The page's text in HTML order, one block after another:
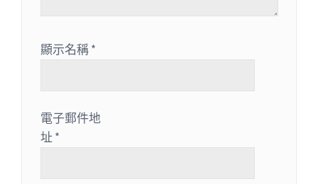
顯示名稱*
電子郵件地
址 *